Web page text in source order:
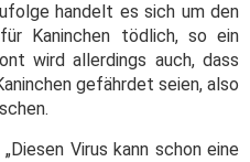
handelt es sich um den
Kaninchen tödlich, so ein
wird allerdings auch, dass
gefährdet seien, also
Virus kann schon eine